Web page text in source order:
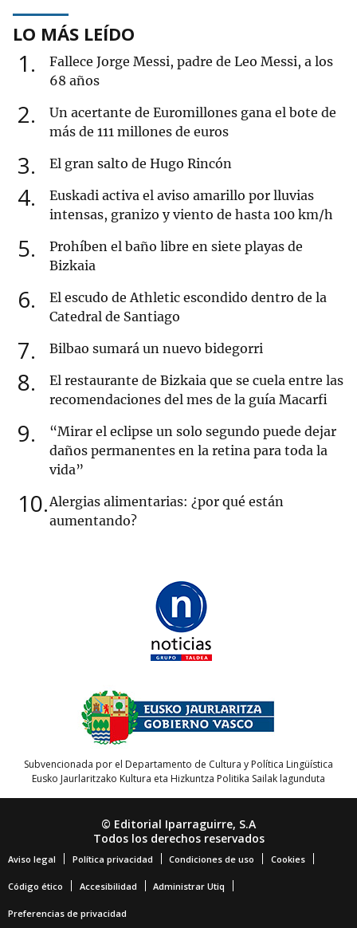
LO MÁS LEÍDO
1
Fallece Jorge Messi, padre de Leo Messi, a los
68 años
2
Un acertante de Euromillones gana el bote de
más de 111 millones de euros
3 El gran salto de Hugo Rincón
4
Euskadi activa el aviso amarillo por lluvias
intensas, granizo y viento de hasta 100 km/h
5
Prohíben el baño libre en siete playas de
Bizkaia
6
El escudo de Athletic escondido dentro de la
Catedral de Santiago
7 Bilbao sumará un nuevo bidegorri
8
El restaurante de Bizkaia que se cuela entre las
recomendaciones del mes de la guía Macarfi
9
“Mirar el eclipse un solo segundo puede dejar
daños permanentes en la retina para toda la
vida”
10 Alergias alimentarias: ¿por qué están
aumentando?
Subvencionada por el Departamento de Cultura y Política Lingüística
Eusko Jaurlaritzako Kultura eta Hizkuntza Politika Sailak lagunduta
© Editorial Iparraguirre, S.A
Todos los derechos reservados
Aviso legal Política privacidad Condiciones de uso Cookies
Código ético Accesibilidad Administrar Utiq
Preferencias de privacidad